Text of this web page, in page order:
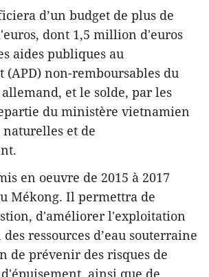
d’un ​budget de plus de
dont 1,5 million d'euros
aides publiques au
(APD) non-remboursables ​du
et le solde, par les
du ministère vietnamien
naturelles et de
en oeuvre de 2015 à 2017
Mékong. Il permettra de
d'améliorer l'exploitation
ressources d’eau souterraine
de prévenir des risques de